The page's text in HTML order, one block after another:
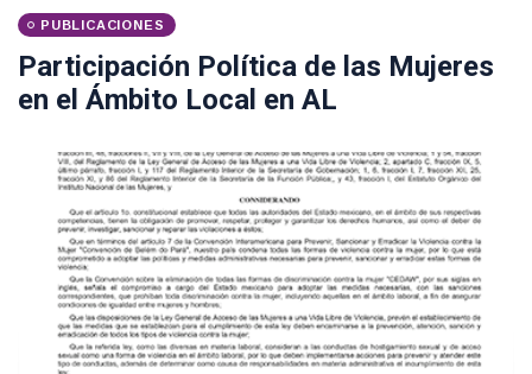
PUBLICACIONES
Participación Política de las Mujeres
en el Ámbito Local en AL